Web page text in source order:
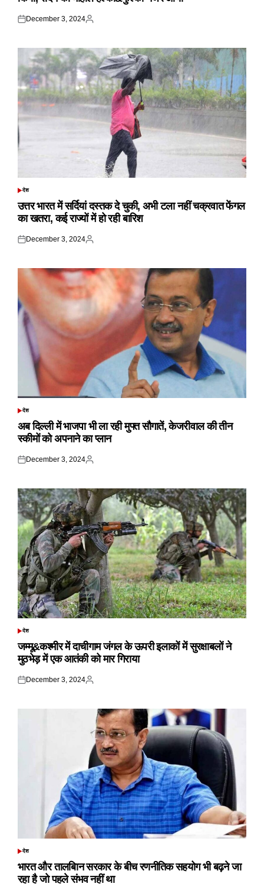
Posted
December 3, 2024
Posted
POSTED
देश
उत्तर भारत में सर्दियां दस्तक दे चुकी, अभी टला नहीं चक्रवात फेंगल
का खतरा, कई राज्यों में हो रही बारिश
Posted
December 3, 2024
Posted
POSTED
देश
अब दिल्ली में भाजपा भी ला रही मुफ्त सौगातें, केजरीवाल की तीन
स्कीमों को अपनाने का प्लान
Posted
December 3, 2024
Posted
POSTED
देश
जम्मू&कश्मीर में दाचीगाम जंगल के ऊपरी इलाकों में सुरक्षाबलों ने
मुठभेड़ में एक आतंकी को मार गिराया
Posted
December 3, 2024
Posted
POSTED
देश
भारत और तालबिान सरकार के बीच रणनीतिक सहयोग भी बढ़ने जा
रहा है जो पहले संभव नहीं था